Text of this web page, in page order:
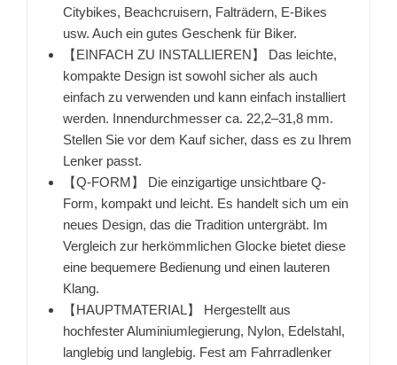
Citybikes, Beachcruisern, Falträdern, E-Bikes
usw. Auch ein gutes Geschenk für Biker.
【EINFACH ZU INSTALLIEREN】 Das leichte,
kompakte Design ist sowohl sicher als auch
einfach zu verwenden und kann einfach installiert
werden. Innendurchmesser ca. 22,2–31,8 mm.
Stellen Sie vor dem Kauf sicher, dass es zu Ihrem
Lenker passt.
【Q-FORM】 Die einzigartige unsichtbare Q-
Form, kompakt und leicht. Es handelt sich um ein
neues Design, das die Tradition untergräbt. Im
Vergleich zur herkömmlichen Glocke bietet diese
eine bequemere Bedienung und einen lauteren
Klang.
【HAUPTMATERIAL】 Hergestellt aus
hochfester Aluminiumlegierung, Nylon, Edelstahl,
langlebig und langlebig. Fest am Fahrradlenker